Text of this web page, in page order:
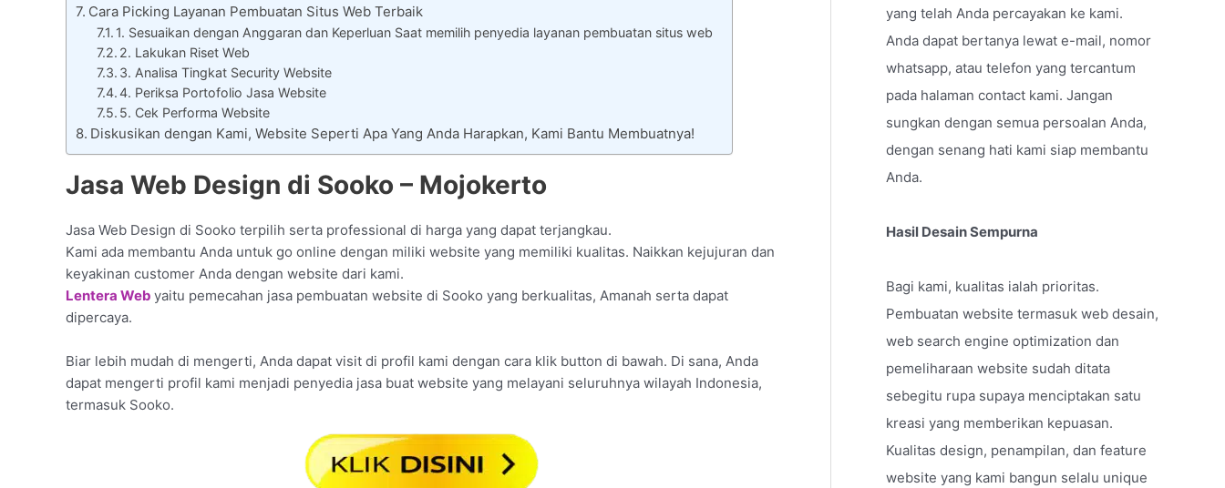
Cara Picking Layanan Pembuatan Situs Web Terbaik
1. Sesuaikan dengan Anggaran dan Keperluan Saat memilih penyedia layanan pembuatan situs web
2. Lakukan Riset Web
3. Analisa Tingkat Security Website
4. Periksa Portofolio Jasa Website
5. Cek Performa Website
Diskusikan dengan Kami, Website Seperti Apa Yang Anda Harapkan, Kami Bantu Membuatnya!
Jasa Web Design di Sooko – Mojokerto
Jasa Web Design di Sooko terpilih serta professional di harga yang dapat terjangkau.
Kami ada membantu Anda untuk go online dengan miliki website yang memiliki kualitas. Naikkan kejujuran dan
keyakinan customer Anda dengan website dari kami.
Lentera Web yaitu pemecahan jasa pembuatan website di Sooko yang berkualitas, Amanah serta dapat
dipercaya.
Biar lebih mudah di mengerti, Anda dapat visit di profil kami dengan cara klik button di bawah. Di sana, Anda
dapat mengerti profil kami menjadi penyedia jasa buat website yang melayani seluruhnya wilayah Indonesia,
termasuk Sooko.
yang telah Anda percayakan ke kami.
Anda dapat bertanya lewat e-mail, nomor
whatsapp, atau telefon yang tercantum
pada halaman contact kami. Jangan
sungkan dengan semua persoalan Anda,
dengan senang hati kami siap membantu
Anda.
Hasil Desain Sempurna
Bagi kami, kualitas ialah prioritas.
Pembuatan website termasuk web desain,
web search engine optimization dan
pemeliharaan website sudah ditata
sebegitu rupa supaya menciptakan satu
kreasi yang memberikan kepuasan.
Kualitas design, penampilan, dan feature
website yang kami bangun selalu unique